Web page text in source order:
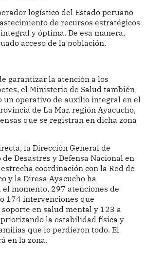
logístico del Estado peruano
de recursos estratégicos
y óptima. De esa manera,
acceso de la población.
garantizar la atención a los
el Ministerio de Salud también
un operativo de auxilio integral en el
de La Mar, región Ayacucho,
que se registran en dicha zona
la Dirección General de
Desastres y Defensa Nacional en
coordinación con la Red de
y la Diresa Ayacucho ha
momento, 297 atenciones de
174 intervenciones que
en salud mental y 123 a
la estabilidad física y
que lo perdieron todo. El
en la zona.